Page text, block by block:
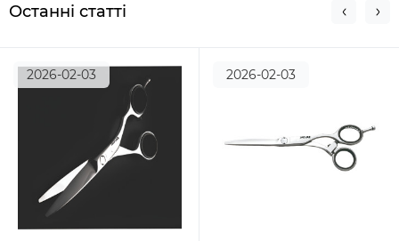
Останні статті
2026-02-03 2026-02-03